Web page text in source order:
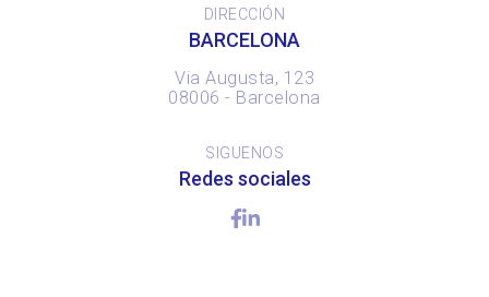
DIRECCIÓN
BARCELONA
Via Augusta, 123
08006 - Barcelona
SIGUENOS
Redes sociales